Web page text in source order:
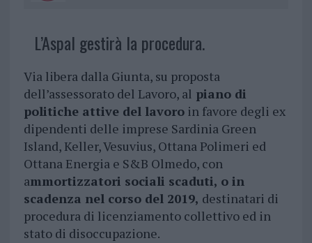
L’Aspal gestirà la procedura.
Via libera dalla Giunta, su proposta
dell’assessorato del Lavoro, al piano di
politiche attive del lavoroin favore degli ex
dipendenti delle imprese Sardinia Green
Island, Keller, Vesuvius, Ottana Polimeri ed
Ottana Energia e S&B Olmedo, con
ammortizzatori sociali scaduti, o in
scadenza nel corso del 2019, destinatari di
procedura di licenziamento collettivo ed in
stato di disoccupazione.